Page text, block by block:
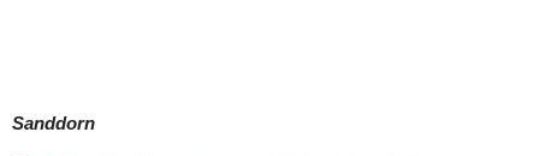
Sanddorn